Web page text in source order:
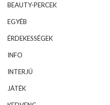
BEAUTY-PERCEK
EGYÉB
ÉRDEKESSÉGEK
INFO
INTERJÚ
JÁTÉK